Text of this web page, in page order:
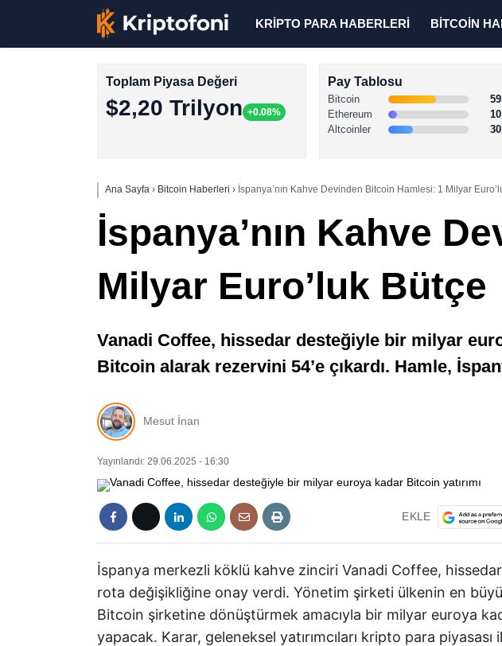
KRİPTO PARA HABERLERİ BİTCOİN
Toplam Piyasa Değeri
$2,20 Trilyon +0.08%
Pay Tablosu
Bitcoin
Ethereum
Altcoinler
Ana Sayfa › Bitcoin Haberleri › İspanya’nın Kahve Devinden Bitcoin Hamlesi: 1 Milyar
İspanya’nın Kahve
Milyar Euro’luk Bütçe
Vanadi Coffee, hissedar desteğiyle bir milyar
Bitcoin alarak rezervini 54’e çıkardı. Hamle,
Mesut İnan
Yayınlandı: 29.06.2025 - 16:30
EKLE
İspanya merkezli köklü kahve zinciri Vanadi Coffee,
rota değişikliğine onay verdi. Yönetim şirketi ülkenin en
Bitcoin şirketine dönüştürmek amacıyla bir milyar euroya
yapacak. Karar, geleneksel yatırımcıları kripto para